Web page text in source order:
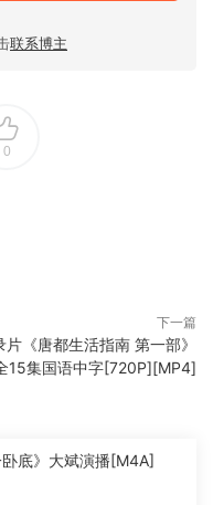
联系博主
0
下一篇
片《唐都生活指南 第一部》
15集国语中字[720P][MP4]
底》大斌演播[M4A]